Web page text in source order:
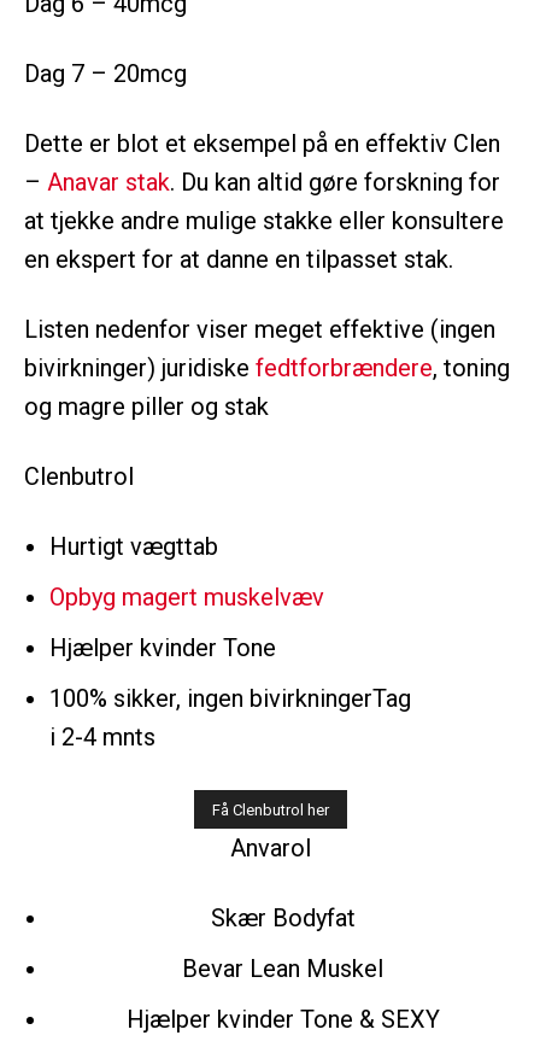
Dag 7 – 20mcg
Dette er blot et eksempel på en effektiv Clen
– Anavar stak. Du kan altid gøre forskning for
at tjekke andre mulige stakke eller konsultere
en ekspert for at danne en tilpasset stak.
Listen nedenfor viser meget effektive (ingen
bivirkninger) juridiske fedtforbrændere, toning
og magre piller og stak
Clenbutrol
Hurtigt vægttab
Opbyg magert muskelvæv
Hjælper kvinder Tone
100% sikker, ingen bivirkningerTag
i 2-4 mnts
Anvarol
Skær Bodyfat
Bevar Lean Muskel
Hjælper kvinder Tone & SEXY